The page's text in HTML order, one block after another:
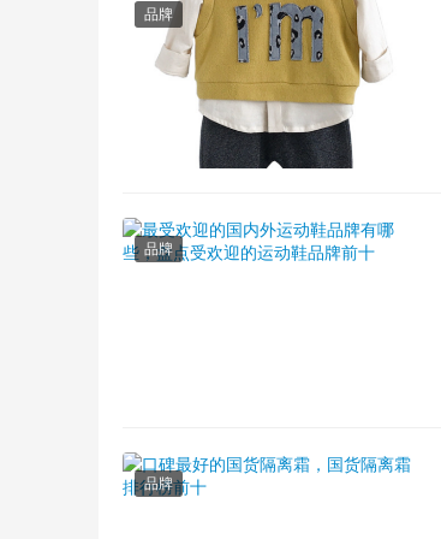
品牌
品牌
品牌